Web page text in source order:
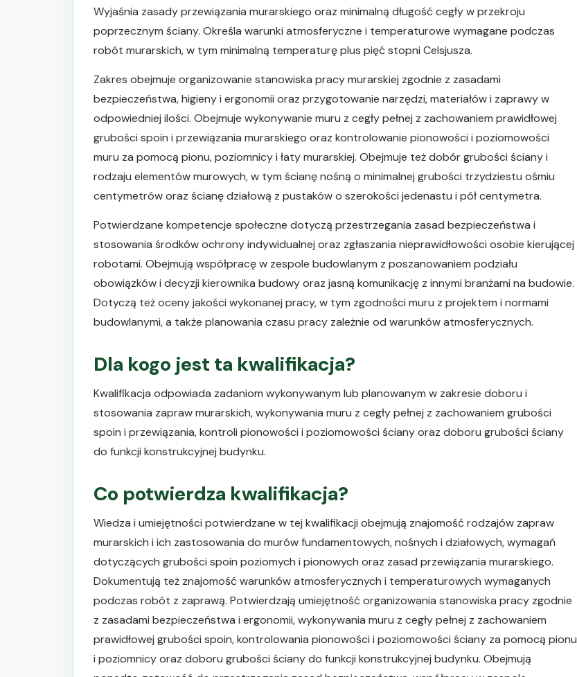
Wyjaśnia zasady przewiązania murarskiego oraz minimalną długość cegły w przekroju
poprzecznym ściany. Określa warunki atmosferyczne i temperaturowe wymagane podczas
robót murarskich, w tym minimalną temperaturę plus pięć stopni Celsjusza.
Zakres obejmuje organizowanie stanowiska pracy murarskiej zgodnie z zasadami
bezpieczeństwa, higieny i ergonomii oraz przygotowanie narzędzi, materiałów i zaprawy w
odpowiedniej ilości. Obejmuje wykonywanie muru z cegły pełnej z zachowaniem prawidłowej
grubości spoin i przewiązania murarskiego oraz kontrolowanie pionowości i poziomowości
muru za pomocą pionu, poziomnicy i łaty murarskiej. Obejmuje też dobór grubości ściany i
rodzaju elementów murowych, w tym ścianę nośną o minimalnej grubości trzydziestu ośmiu
centymetrów oraz ścianę działową z pustaków o szerokości jedenastu i pół centymetra.
Potwierdzane kompetencje społeczne dotyczą przestrzegania zasad bezpieczeństwa i
stosowania środków ochrony indywidualnej oraz zgłaszania nieprawidłowości osobie kierującej
robotami. Obejmują współpracę w zespole budowlanym z poszanowaniem podziału
obowiązków i decyzji kierownika budowy oraz jasną komunikację z innymi branżami na budowie.
Dotyczą też oceny jakości wykonanej pracy, w tym zgodności muru z projektem i normami
budowlanymi, a także planowania czasu pracy zależnie od warunków atmosferycznych.
Dla kogo jest ta kwalifikacja?
Kwalifikacja odpowiada zadaniom wykonywanym lub planowanym w zakresie doboru i
stosowania zapraw murarskich, wykonywania muru z cegły pełnej z zachowaniem grubości
spoin i przewiązania, kontroli pionowości i poziomowości ściany oraz doboru grubości ściany
do funkcji konstrukcyjnej budynku.
Co potwierdza kwalifikacja?
Wiedza i umiejętności potwierdzane w tej kwalifikacji obejmują znajomość rodzajów zapraw
murarskich i ich zastosowania do murów fundamentowych, nośnych i działowych, wymagań
dotyczących grubości spoin poziomych i pionowych oraz zasad przewiązania murarskiego.
Dokumentują też znajomość warunków atmosferycznych i temperaturowych wymaganych
podczas robót z zaprawą. Potwierdzają umiejętność organizowania stanowiska pracy zgodnie
z zasadami bezpieczeństwa i ergonomii, wykonywania muru z cegły pełnej z zachowaniem
prawidłowej grubości spoin, kontrolowania pionowości i poziomowości ściany za pomocą pionu
i poziomnicy oraz doboru grubości ściany do funkcji konstrukcyjnej budynku. Obejmują